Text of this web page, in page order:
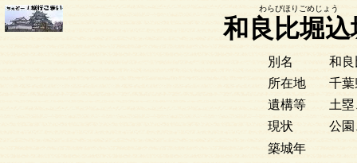
和良比堀込
別名
和
所在地
千
遺構等
土
現状
公
築城年
わらびほりごめじょう